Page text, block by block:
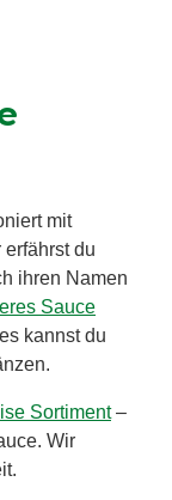
mit
du
ihren Namen
Sauce
kannst du
Sortiment–
Wir